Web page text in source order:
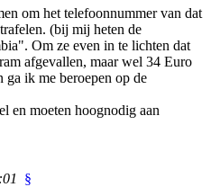
om het telefoonnummer van dat
(bij mij heten de
Om ze even in te lichten dat
afgevallen, maar wel 34 Euro
ik me beroepen op de
en moeten hoognodig aan
§